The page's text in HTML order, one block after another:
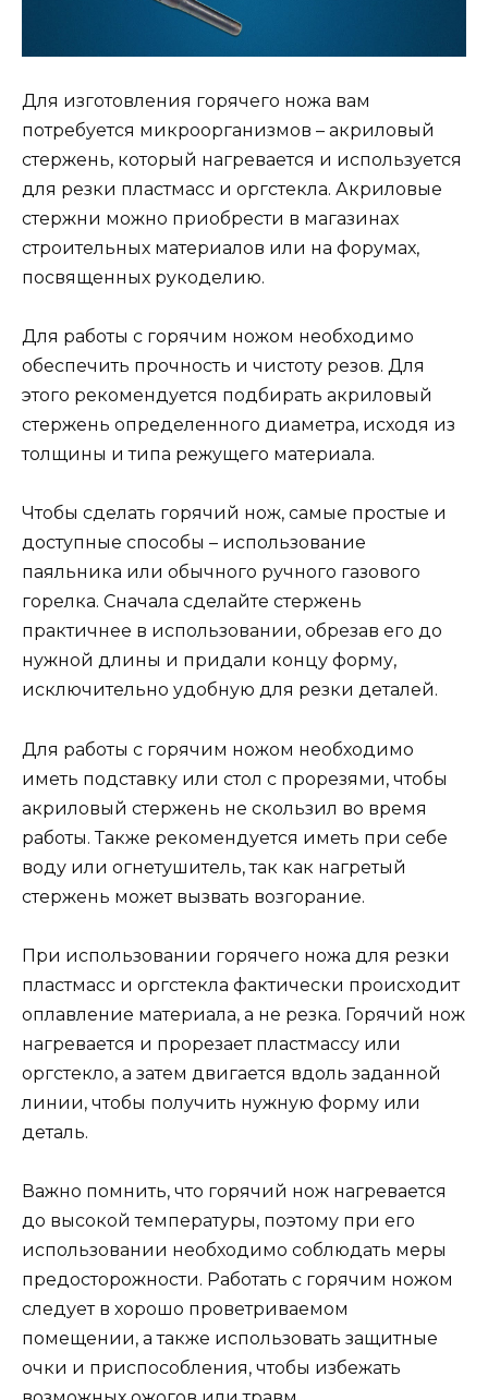
Для изготовления горячего ножа вам
потребуется микроорганизмов – акриловый
стержень, который нагревается и используется
для резки пластмасс и оргстекла. Акриловые
стержни можно приобрести в магазинах
строительных материалов или на форумах,
посвященных рукоделию.
Для работы с горячим ножом необходимо
обеспечить прочность и чистоту резов. Для
этого рекомендуется подбирать акриловый
стержень определенного диаметра, исходя из
толщины и типа режущего материала.
Чтобы сделать горячий нож, самые простые и
доступные способы – использование
паяльника или обычного ручного газового
горелка. Сначала сделайте стержень
практичнее в использовании, обрезав его до
нужной длины и придали концу форму,
исключительно удобную для резки деталей.
Для работы с горячим ножом необходимо
иметь подставку или стол с прорезями, чтобы
акриловый стержень не скользил во время
работы. Также рекомендуется иметь при себе
воду или огнетушитель, так как нагретый
стержень может вызвать возгорание.
При использовании горячего ножа для резки
пластмасс и оргстекла фактически происходит
оплавление материала, а не резка. Горячий нож
нагревается и прорезает пластмассу или
оргстекло, а затем двигается вдоль заданной
линии, чтобы получить нужную форму или
деталь.
Важно помнить, что горячий нож нагревается
до высокой температуры, поэтому при его
использовании необходимо соблюдать меры
предосторожности. Работать с горячим ножом
следует в хорошо проветриваемом
помещении, а также использовать защитные
очки и приспособления, чтобы избежать